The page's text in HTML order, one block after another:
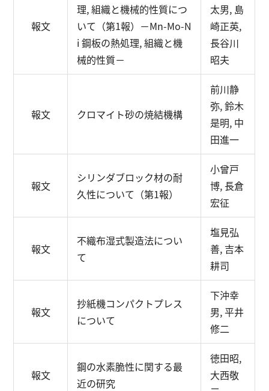
報文
理, 組織と機械的性質につ
いて（第1報） －Mn-Mo-N
i 鋼板の熱処理, 組織と機
械的性質－
太男, 島
崎正英,
長谷川
昭夫
報文 クロマイト砂の焼結機構
前川静
弥, 鈴木
是明, 中
田進一
報文
シリンダブロック材の耐
久性について（第1報）
小曾戸
博, 長倉
宏征
報文
不織布湿式製造法につい
て
塩見弘
善, 吉本
耕司
報文
抄紙機コンパクトプレス
について
下沖幸
男, 平井
修二
報文
鋼の水素脆性に関する最
近の研究
徳田昭,
大西敬